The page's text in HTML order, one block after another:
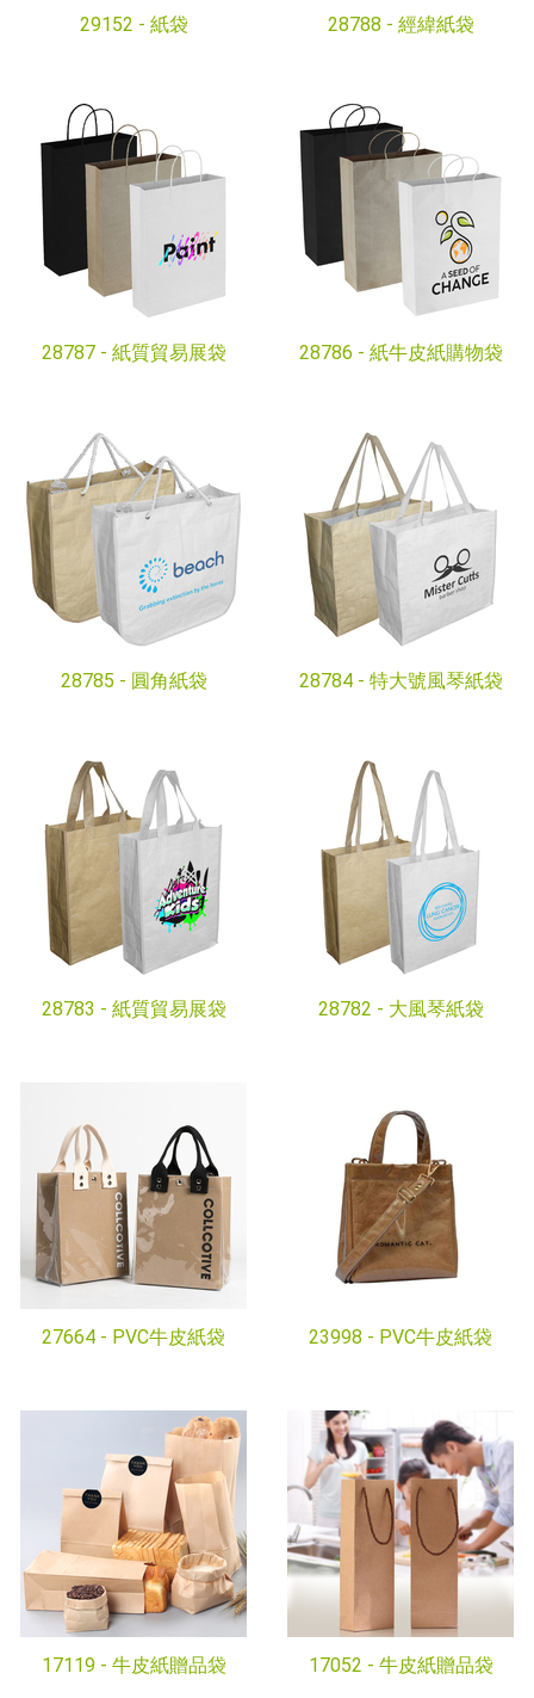
29152 - 紙袋 28788 - 經緯紙袋
28787 - 紙質貿易展袋 28786 - 紙牛皮紙購物袋
28785 - 圓角紙袋 28784 - 特大號風琴紙袋
28783 - 紙質貿易展袋 28782 - 大風琴紙袋
27664 - PVC牛皮紙袋 23998 - PVC牛皮紙袋
17119 - 牛皮紙贈品袋 17052 - 牛皮紙贈品袋